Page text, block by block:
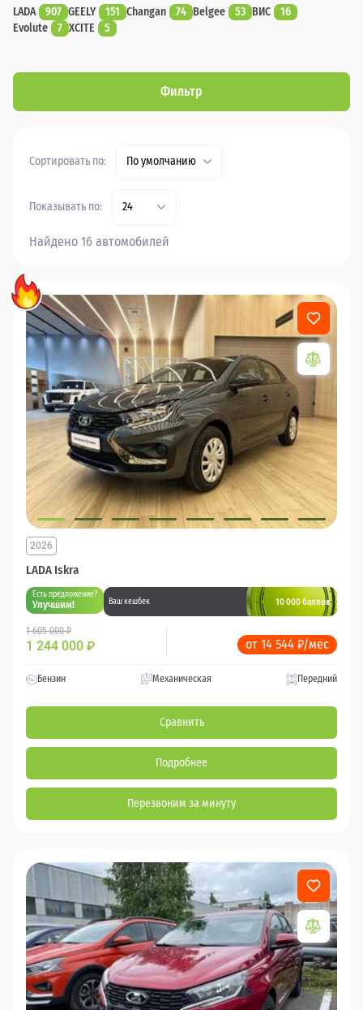
LADA 907 GEELY 151 Changan 74 Belgee 53 ВИС
16
Evolute
7 XCITE 5
Фильтр
Сортировать по: По умолчанию
Показывать по: 24
Найдено 16 автомобилей
LADA Iskra
2026
Есть предложение?
Улучшим! Ваш кешбек 10 000 баллов
1 605 000 ₽
1 244 000 ₽ от 14 544 ₽/мес
Бензин Механическая Передний
Сравнить
Подробнее
Перезвоним за минуту